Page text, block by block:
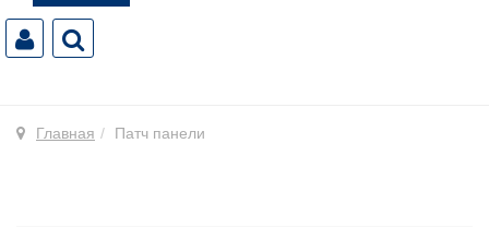
Главная Патч панели